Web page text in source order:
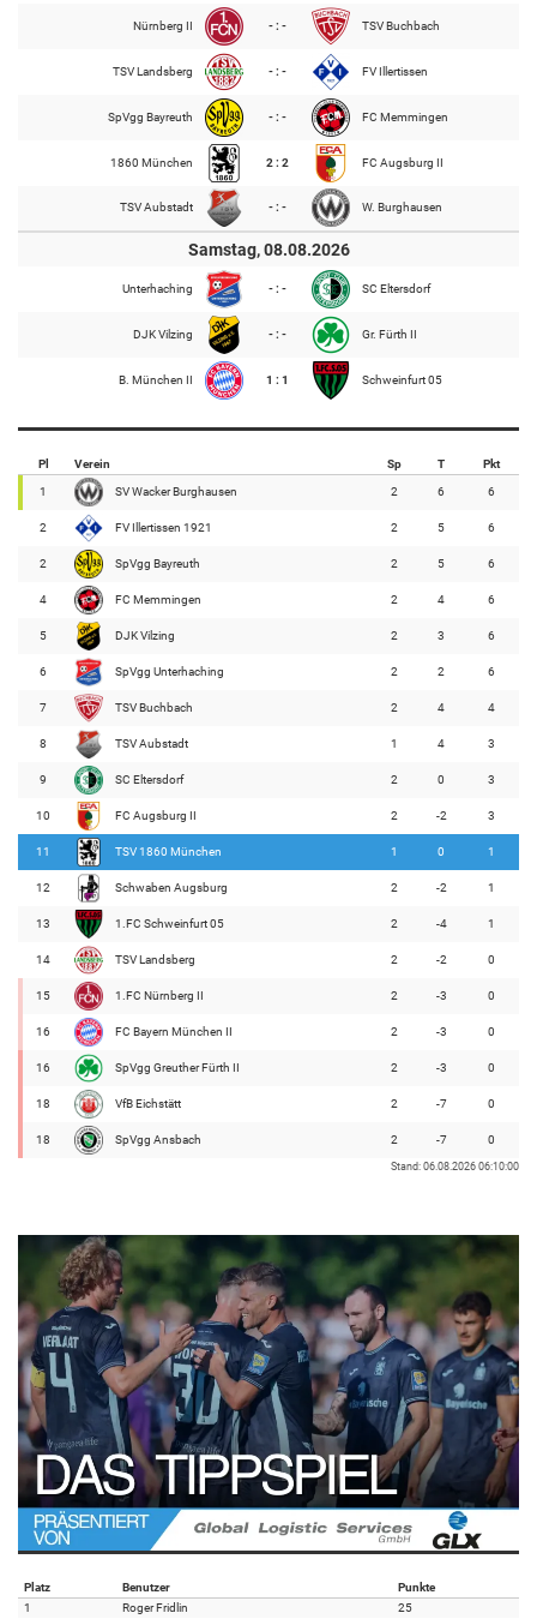
Nürnberg II - : - TSV Buchbach
TSV Landsberg - : - FV Illertissen
SpVgg Bayreuth - : - FC Memmingen
1860 München 2 : 2 FC Augsburg II
TSV Aubstadt - : - W. Burghausen
Samstag, 08.08.2026
Unterhaching - : - SC Eltersdorf
DJK Vilzing - : - Gr. Fürth II
B. München II 1 : 1 Schweinfurt 05
Pl Verein Sp T Pkt
1 SV Wacker Burghausen 2 6 6
2 FV Illertissen 1921 2 5 6
2 SpVgg Bayreuth 2 5 6
4 FC Memmingen 2 4 6
5 DJK Vilzing 2 3 6
6 SpVgg Unterhaching 2 2 6
7 TSV Buchbach 2 4 4
8 TSV Aubstadt 1 4 3
9 SC Eltersdorf 2 0 3
10 FC Augsburg II 2 -2 3
11 TSV 1860 München 1 0 1
12 Schwaben Augsburg 2 -2 1
13 1.FC Schweinfurt 05 2 -4 1
14 TSV Landsberg 2 -2 0
15 1.FC Nürnberg II 2 -3 0
16 FC Bayern München II 2 -3 0
16 SpVgg Greuther Fürth II 2 -3 0
18 VfB Eichstätt 2 -7 0
18 SpVgg Ansbach 2 -7 0
Stand: 06.08.2026 06:10:00
Platz Benutzer
Punkte
1
Roger Fridlin
25